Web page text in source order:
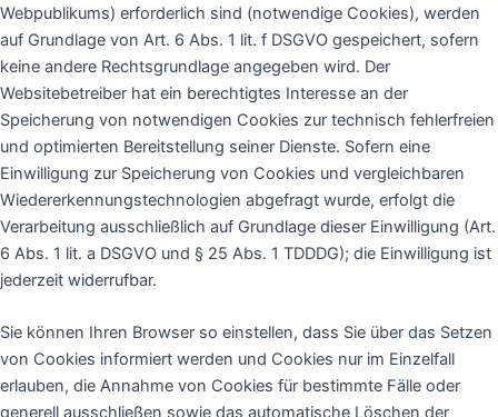
Webpublikums) erforderlich sind (notwendige Cookies), werden
auf Grundlage von Art. 6 Abs. 1 lit. f DSGVO gespeichert, sofern
keine andere Rechtsgrundlage angegeben wird. Der
Websitebetreiber hat ein berechtigtes Interesse an der
Speicherung von notwendigen Cookies zur technisch fehlerfreien
und optimierten Bereitstellung seiner Dienste. Sofern eine
Einwilligung zur Speicherung von Cookies und vergleichbaren
Wiedererkennungstechnologien abgefragt wurde, erfolgt die
Verarbeitung ausschließlich auf Grundlage dieser Einwilligung (Art.
6 Abs. 1 lit. a DSGVO und § 25 Abs. 1 TDDDG); die Einwilligung ist
jederzeit widerrufbar.
Sie können Ihren Browser so einstellen, dass Sie über das Setzen
von Cookies informiert werden und Cookies nur im Einzelfall
erlauben, die Annahme von Cookies für bestimmte Fälle oder
generell ausschließen sowie das automatische Löschen der